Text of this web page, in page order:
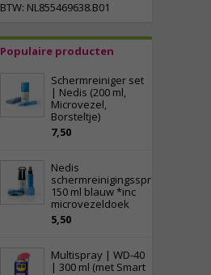
BTW: NL855469638.B01
Populaire producten
Schermreiniger set
| Nedis (200 ml,
Microvezel,
Borsteltje)
7,50
Nedis
schermreinigingsspray
150 ml blauw *inc
microvezeldoek
5,50
Multispray | WD-40
| 300 ml (met Smart